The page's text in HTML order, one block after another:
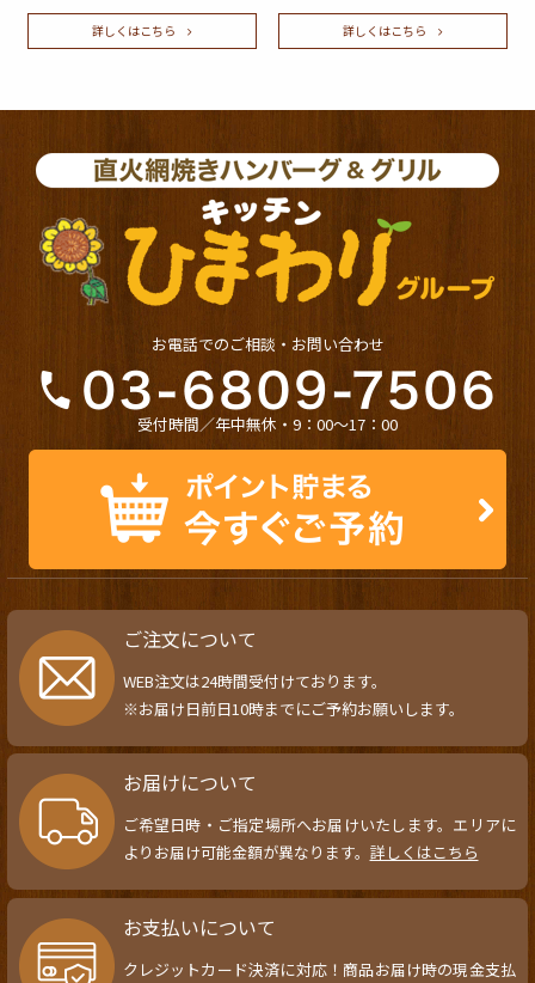
詳しくはこちら 詳しくはこちら
お電話でのご相談・お問い合わせ
受付時間／年中無休・9：00〜17：00
ご注文について
WEB注文は24時間受付けております。
※お届け日前日10時までにご予約お願いします。
お届けについて
ご希望日時・ご指定場所へお届けいたします。エリアに
よりお届け可能金額が異なります。 詳しくはこちら
お支払いについて
クレジットカード決済に対応！商品お届け時の現金支払